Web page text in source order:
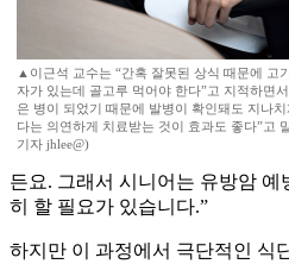
▲이근석 교수는 “간혹 잘못된 상식 때문에 고
자가 있는데 골고루 먹어야 한다”고 지적하면
은 병이 되었기 때문에 발병이 확인돼도 지나치
다는 의연하게 치료받는 것이 효과도 좋다”고
기자 jhlee@)
든요. 그래서 시니어는 유방암
히 할 필요가 있습니다.”
하지만 이 과정에서 극단적인 식